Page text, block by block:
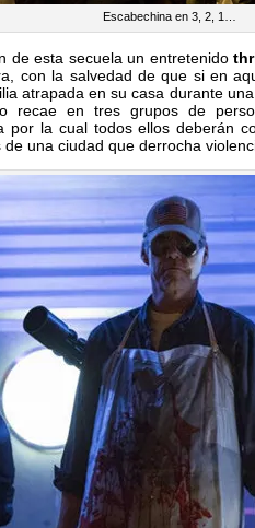
Escabechina en 3, 2, 1…
de esta secuela un entretenido
con la salvedad de que si en
atrapada en su casa durante
recae en tres grupos de
por la cual todos ellos deberán
una ciudad que derrocha